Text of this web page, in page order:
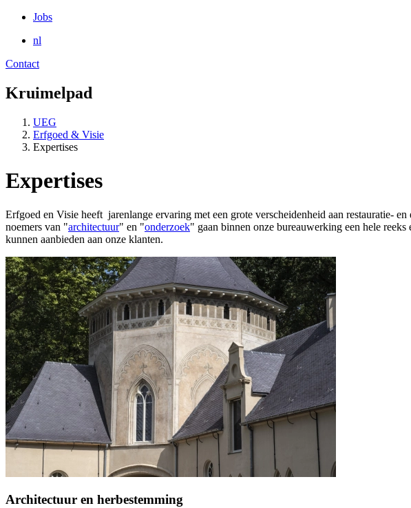
Jobs
nl
Contact
Kruimelpad
UEG
Erfgoed & Visie
Expertises
Expertises
Erfgoed en Visie heeft jarenlange ervaring met een grote verscheidenheid aan restauratie-
noemers van "architectuur" en "onderzoek" gaan binnen onze bureauwerking een hele
kunnen aanbieden aan onze klanten.
Architectuur en herbestemming